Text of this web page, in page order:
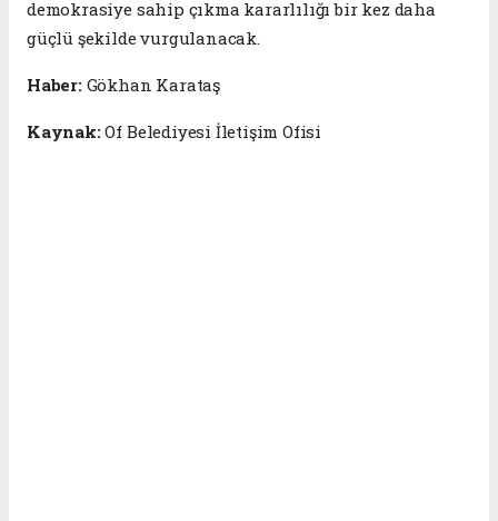
demokrasiye sahip çıkma kararlılığı bir kez daha
güçlü şekilde vurgulanacak.
Haber: Gökhan Karataş
Kaynak:Of Belediyesi İletişim Ofisi